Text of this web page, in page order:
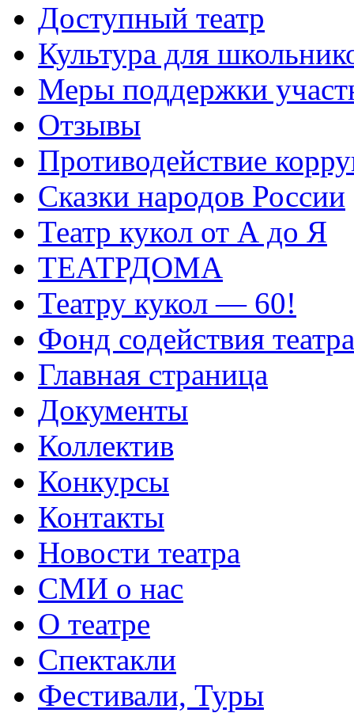
Доступный театр
Культура для
Меры поддержки
Отзывы
Противодействие
Сказки народов России
Театр кукол от А до Я
ТЕАТРДОМА
Театру кукол — 60!
Фонд содействия
Главная страница
Документы
Коллектив
Конкурсы
Контакты
Новости театра
СМИ о нас
О театре
Спектакли
Фестивали, Туры